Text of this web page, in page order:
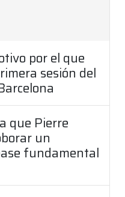
por el que
sesión del
que Pierre
un
fundamental